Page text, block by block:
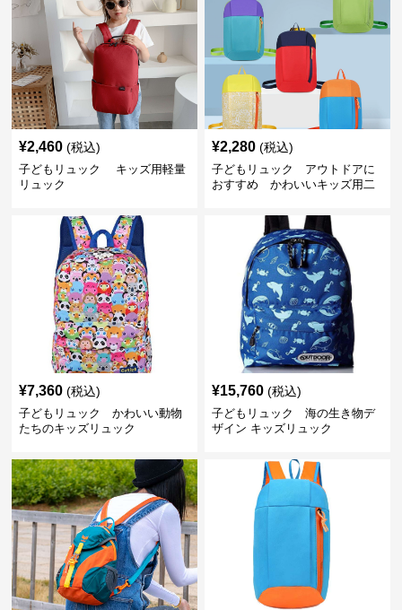
¥2,460 (税込)
子どもリュック キッズ用軽量
リュック
¥2,280 (税込)
子どもリュック アウトドアに
おすすめ かわいいキッズ用二
¥7,360 (税込)
子どもリュック かわいい動物
たちのキッズリュック
¥15,760 (税込)
子どもリュック 海の生き物デ
ザイン キッズリュック